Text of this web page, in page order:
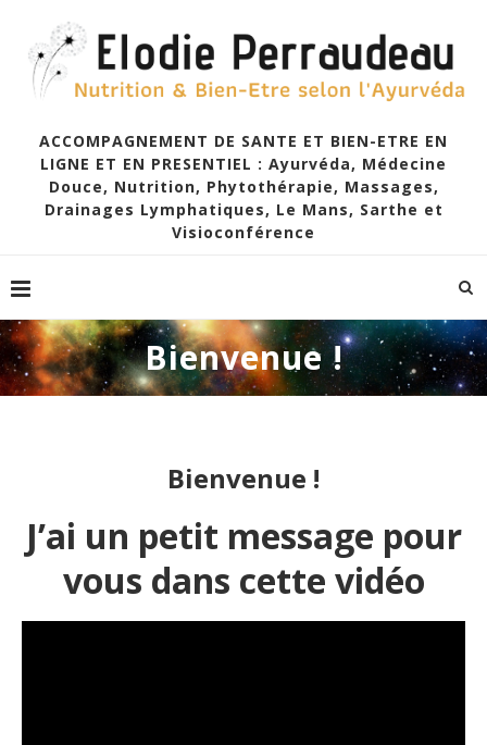
ACCOMPAGNEMENT DE SANTE ET BIEN-ETRE EN
LIGNE ET EN PRESENTIEL : Ayurvéda, Médecine
Douce, Nutrition, Phytothérapie, Massages,
Drainages Lymphatiques, Le Mans, Sarthe et
Visioconférence
Bienvenue !
Bienvenue !
J’ai un petit message pour
vous dans cette vidéo